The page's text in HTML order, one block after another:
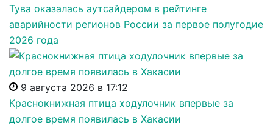
Тува оказалась аутсайдером в рейтинге
аварийности регионов России за первое полугодие
2026 года
9 августа 2026 в 17:12
Краснокнижная птица ходулочник впервые за
долгое время появилась в Хакасии